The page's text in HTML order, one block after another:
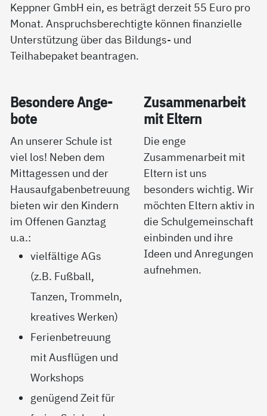
Keppner GmbH ein, es beträgt derzeit 55 Euro pro
Monat. Anspruchsberechtigte können finanzielle
Unterstützung über das Bildungs- und
Teilhabepaket beantragen.
Be­son­de­re An­ge­
bo­te
An unserer Schule ist
viel los! Neben dem
Mittagessen und der
Hausaufgabenbetreuung
bieten wir den Kindern
im Offenen Ganztag
u.a.:
vielfältige AGs
(z.B. Fußball,
Tanzen, Trommeln,
kreatives Werken)
Ferienbetreuung
mit Ausflügen und
Workshops
genügend Zeit für
Zu­sam­men­ar­beit
mit El­tern
Die enge
Zusammenarbeit mit
Eltern ist uns
besonders wichtig. Wir
möchten Eltern aktiv in
die Schulgemeinschaft
einbinden und ihre
Ideen und Anregungen
aufnehmen.